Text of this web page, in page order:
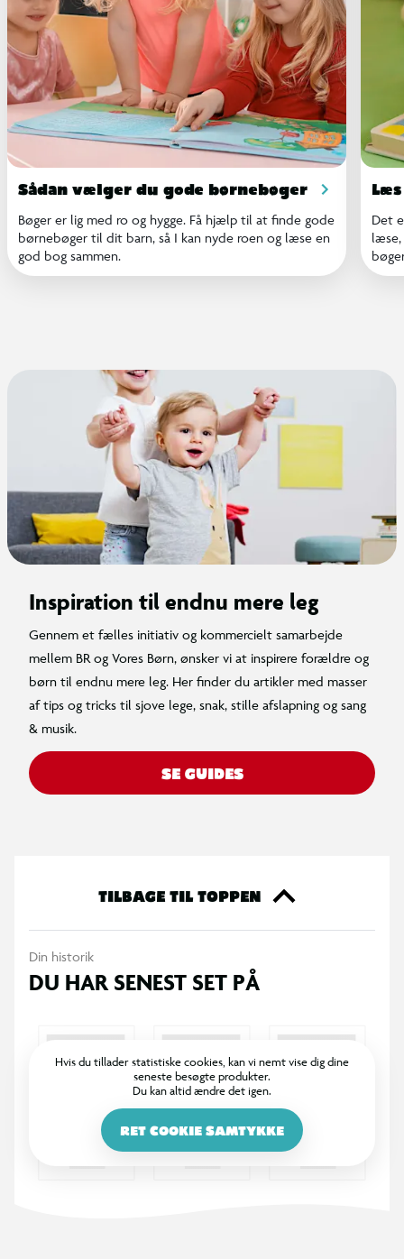
Sådan vælger du gode børnebøger
Bøger er lig med ro og hygge. Få hjælp til at finde gode
børnebøger til dit barn, så I kan nyde roen og læse en
god bog sammen.
Det
Inspiration til endnu mere leg
Gennem et fælles initiativ og kommercielt samarbejde
mellem BR og Vores Børn, ønsker vi at inspirere forældre og
børn til endnu mere leg. Her finder du artikler med masser
af tips og tricks til sjove lege, snak, stille afslapning og sang
& musik.
SE GUIDES
TILBAGE TIL TOPPEN
Din historik
DU HAR SENEST SET PÅ
Hvis du tillader statistiske cookies, kan vi nemt vise dig dine
seneste besøgte produkter.
Du kan altid ændre det igen.
RET COOKIE SAMTYKKE